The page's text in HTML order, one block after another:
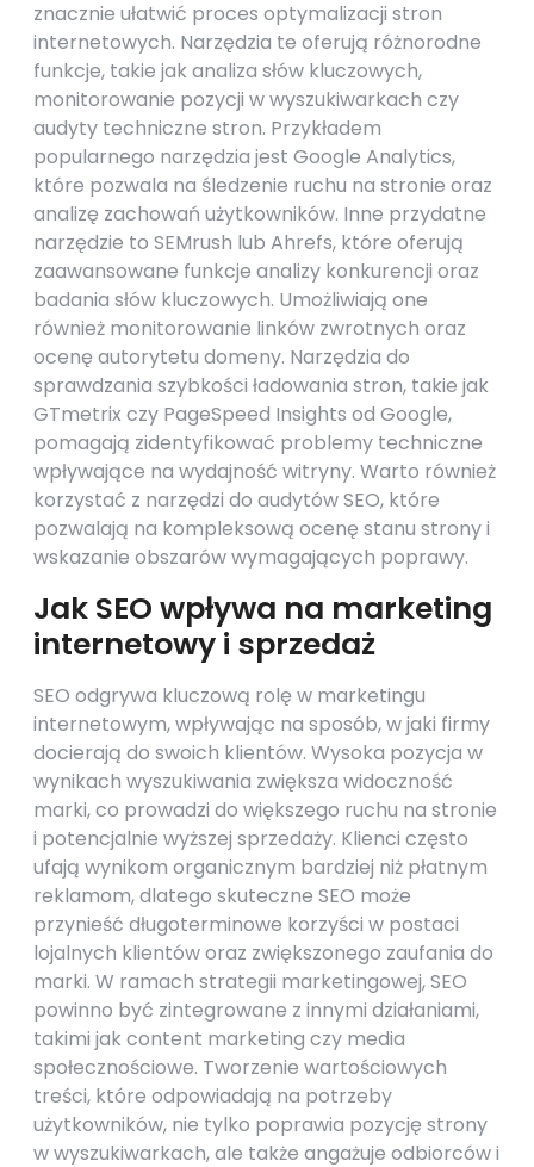
znacznie ułatwić proces optymalizacji stron
internetowych. Narzędzia te oferują różnorodne
funkcje, takie jak analiza słów kluczowych,
monitorowanie pozycji w wyszukiwarkach czy
audyty techniczne stron. Przykładem
popularnego narzędzia jest Google Analytics,
które pozwala na śledzenie ruchu na stronie oraz
analizę zachowań użytkowników. Inne przydatne
narzędzie to SEMrush lub Ahrefs, które oferują
zaawansowane funkcje analizy konkurencji oraz
badania słów kluczowych. Umożliwiają one
również monitorowanie linków zwrotnych oraz
ocenę autorytetu domeny. Narzędzia do
sprawdzania szybkości ładowania stron, takie jak
GTmetrix czy PageSpeed Insights od Google,
pomagają zidentyfikować problemy techniczne
wpływające na wydajność witryny. Warto również
korzystać z narzędzi do audytów SEO, które
pozwalają na kompleksową ocenę stanu strony i
wskazanie obszarów wymagających poprawy.
Jak SEO wpływa na marketing
internetowy i sprzedaż
SEO odgrywa kluczową rolę w marketingu
internetowym, wpływając na sposób, w jaki firmy
docierają do swoich klientów. Wysoka pozycja w
wynikach wyszukiwania zwiększa widoczność
marki, co prowadzi do większego ruchu na stronie
i potencjalnie wyższej sprzedaży. Klienci często
ufają wynikom organicznym bardziej niż płatnym
reklamom, dlatego skuteczne SEO może
przynieść długoterminowe korzyści w postaci
lojalnych klientów oraz zwiększonego zaufania do
marki. W ramach strategii marketingowej, SEO
powinno być zintegrowane z innymi działaniami,
takimi jak content marketing czy media
społecznościowe. Tworzenie wartościowych
treści, które odpowiadają na potrzeby
użytkowników, nie tylko poprawia pozycję strony
w wyszukiwarkach, ale także angażuje odbiorców i